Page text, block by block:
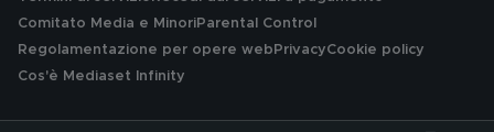
Comitato Media e MinoriParental Control
Regolamentazione per opere web PrivacyCookie policy
Cos'è Mediaset Infinity